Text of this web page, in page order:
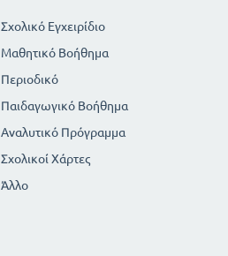
Σχολικό Εγχειρίδιο
Μαθητικό Βοήθημα
Περιοδικό
Παιδαγωγικό Βοήθημα
Αναλυτικό Πρόγραμμα
Σχολικοί Χάρτες
Άλλο